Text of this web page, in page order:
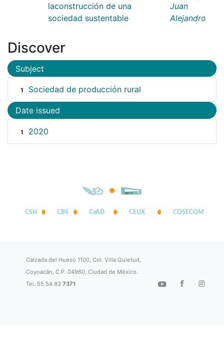
laconstrucción de una
sociedad sustentable
Juan
Alejandro
Discover
Subject
1 Sociedad de producción rural
Date issued
1 2020
CSH CBS CyAD CEUX COSECOM
Calzada del Hueso 1100, Col. Villa Quietud,
Coyoacán, C.P. 04960, Ciudad de México.
Tel. 55 54 837371